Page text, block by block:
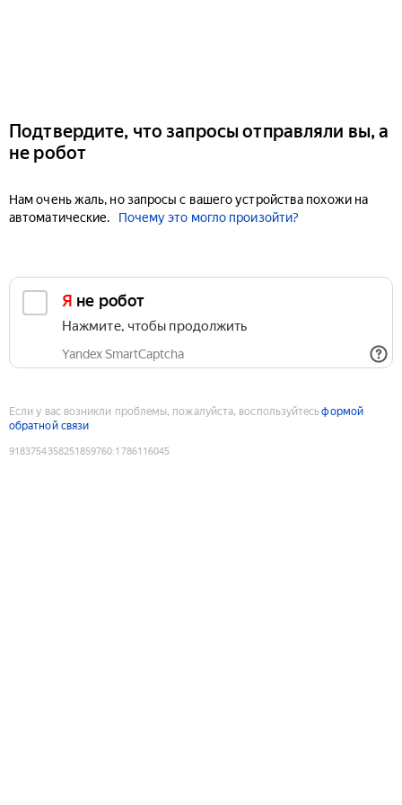
Подтвердите, что запросы отправляли вы, а
не робот
Нам очень жаль, но запросы с вашего устройства похожи на
автоматические.
Почему это могло произойти?
Я не робот
Нажмите, чтобы продолжить
Yandex SmartCaptcha
Если у вас возникли проблемы, пожалуйста, воспользуйтесьформой
обратной связи
9183754358251859760:1786116045